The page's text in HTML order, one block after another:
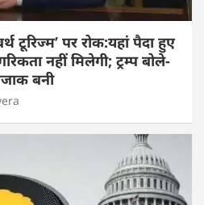
टूरिज्म’ पर रोक:यहां पैदा हुए
नहीं मिलेगी; ट्रम्प बोले-
बनी